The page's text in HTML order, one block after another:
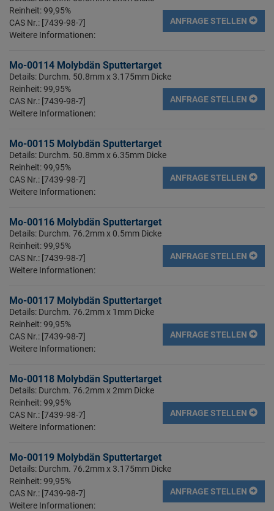
Reinheit: 99,95%
CAS Nr.: [7439-98-7]
Weitere Informationen:
ANFRAGE STELLEN
Mo-00114 Molybdän Sputtertarget
Details: Durchm. 50.8mm x 3.175mm Dicke
Reinheit: 99,95%
CAS Nr.: [7439-98-7]
Weitere Informationen:
ANFRAGE STELLEN
Mo-00115 Molybdän Sputtertarget
Details: Durchm. 50.8mm x 6.35mm Dicke
Reinheit: 99,95%
CAS Nr.: [7439-98-7]
Weitere Informationen:
ANFRAGE STELLEN
Mo-00116 Molybdän Sputtertarget
Details: Durchm. 76.2mm x 0.5mm Dicke
Reinheit: 99,95%
CAS Nr.: [7439-98-7]
Weitere Informationen:
ANFRAGE STELLEN
Mo-00117 Molybdän Sputtertarget
Details: Durchm. 76.2mm x 1mm Dicke
Reinheit: 99,95%
CAS Nr.: [7439-98-7]
Weitere Informationen:
ANFRAGE STELLEN
Mo-00118 Molybdän Sputtertarget
Details: Durchm. 76.2mm x 2mm Dicke
Reinheit: 99,95%
CAS Nr.: [7439-98-7]
Weitere Informationen:
ANFRAGE STELLEN
Mo-00119 Molybdän Sputtertarget
Details: Durchm. 76.2mm x 3.175mm Dicke
Reinheit: 99,95%
CAS Nr.: [7439-98-7]
Weitere Informationen:
ANFRAGE STELLEN